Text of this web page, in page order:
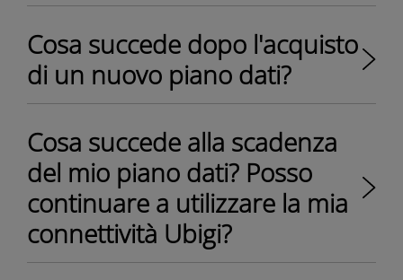
Cosa succede dopo l'acquisto
di un nuovo piano dati?
Cosa succede alla scadenza
del mio piano dati? Posso
continuare a utilizzare la mia
connettività Ubigi?